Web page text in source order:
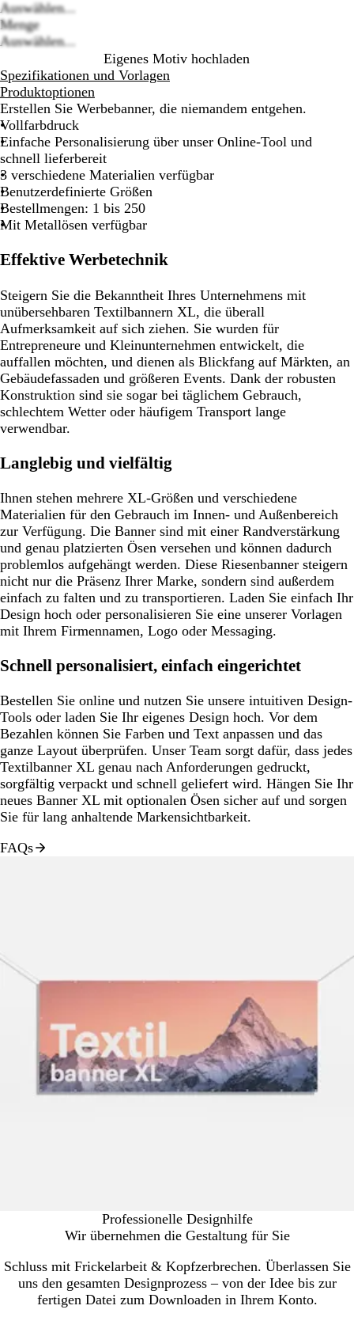
Auswählen...
Menge
Auswählen...
Eigenes Motiv hochladen
Spezifikationen und Vorlagen
Produktoptionen
Erstellen Sie Werbebanner, die niemandem entgehen.
Vollfarbdruck
Einfache Personalisierung über unser Online-Tool und
schnell lieferbereit
3 verschiedene Materialien verfügbar
Benutzerdefinierte Größen
Bestellmengen: 1 bis 250
Mit Metallösen verfügbar
Effektive Werbetechnik
Steigern Sie die Bekanntheit Ihres Unternehmens mit
unübersehbaren Textilbannern XL, die überall
Aufmerksamkeit auf sich ziehen. Sie wurden für
Entrepreneure und Kleinunternehmen entwickelt, die
auffallen möchten, und dienen als Blickfang auf Märkten, an
Gebäudefassaden und größeren Events. Dank der robusten
Konstruktion sind sie sogar bei täglichem Gebrauch,
schlechtem Wetter oder häufigem Transport lange
verwendbar.
Langlebig und vielfältig
Ihnen stehen mehrere XL-Größen und verschiedene
Materialien für den Gebrauch im Innen- und Außenbereich
zur Verfügung. Die Banner sind mit einer Randverstärkung
und genau platzierten Ösen versehen und können dadurch
problemlos aufgehängt werden. Diese Riesenbanner steigern
nicht nur die Präsenz Ihrer Marke, sondern sind außerdem
einfach zu falten und zu transportieren. Laden Sie einfach Ihr
Design hoch oder personalisieren Sie eine unserer Vorlagen
mit Ihrem Firmennamen, Logo oder Messaging.
Schnell personalisiert, einfach eingerichtet
Bestellen Sie online und nutzen Sie unsere intuitiven Design-
Tools oder laden Sie Ihr eigenes Design hoch. Vor dem
Bezahlen können Sie Farben und Text anpassen und das
ganze Layout überprüfen. Unser Team sorgt dafür, dass jedes
Textilbanner XL genau nach Anforderungen gedruckt,
sorgfältig verpackt und schnell geliefert wird. Hängen Sie Ihr
neues Banner XL mit optionalen Ösen sicher auf und sorgen
Sie für lang anhaltende Markensichtbarkeit.
FAQs
Professionelle Designhilfe
Wir übernehmen die Gestaltung für Sie
Schluss mit Frickelarbeit & Kopfzerbrechen. Überlassen Sie
uns den gesamten Designprozess – von der Idee bis zur
fertigen Datei zum Downloaden in Ihrem Konto.